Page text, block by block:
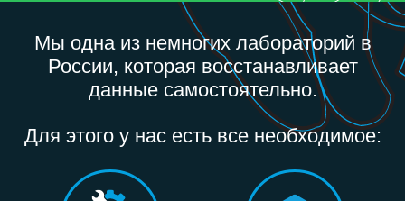
Мы одна из немногих лабораторий в
России, которая восстанавливает
данные самостоятельно.
Для этого у нас есть все необходимое: